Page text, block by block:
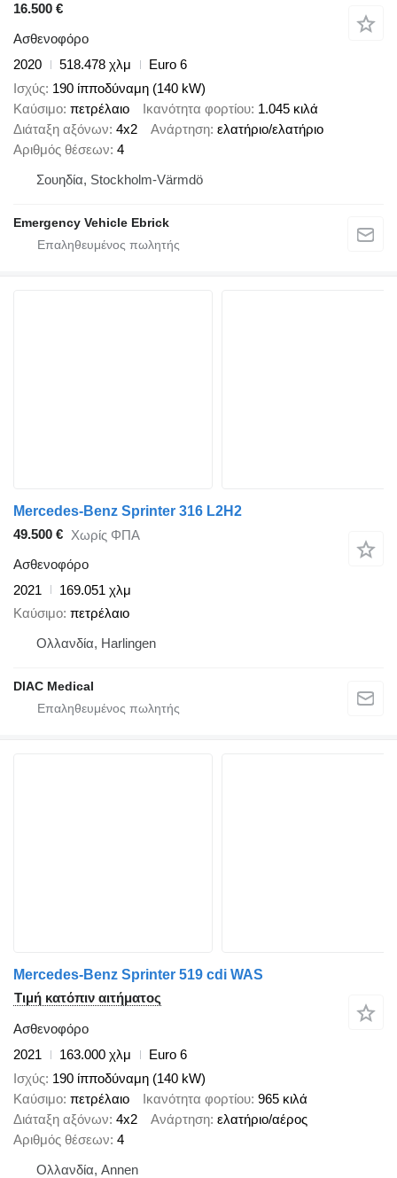
16.500 €
Ασθενοφόρο
2020
518.478 χλμ
Euro 6
Ισχύς 190 ίπποδύναμη (140 kW)
Καύσιμο πετρέλαιο Ικανότητα φορτίου 1.045 κιλά
Διάταξη αξόνων 4x2 Ανάρτηση ελατήριο/ελατήριο
Αριθμός θέσεων 4
Σουηδία, Stockholm-Värmdö
Emergency Vehicle Ebrick
Mercedes-Benz Sprinter 316 L2H2
49.500 € Χωρίς ΦΠΑ
Ασθενοφόρο
2021
169.051 χλμ
Καύσιμο πετρέλαιο
Ολλανδία, Harlingen
DIAC Medical
Mercedes-Benz Sprinter 519 cdi WAS
Τιμή κατόπιν αιτήματος
Ασθενοφόρο
2021
163.000 χλμ
Euro 6
Ισχύς 190 ίπποδύναμη (140 kW)
Καύσιμο πετρέλαιο Ικανότητα φορτίου 965 κιλά
Διάταξη αξόνων 4x2 Ανάρτηση ελατήριο/αέρος
Αριθμός θέσεων 4
Ολλανδία, Annen